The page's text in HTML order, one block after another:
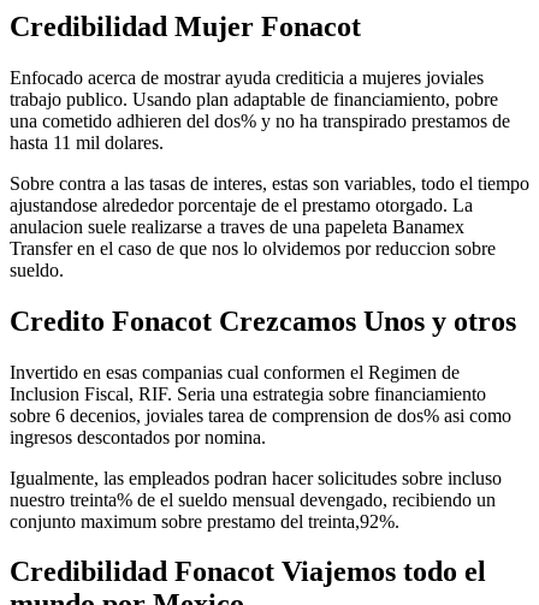
Credibilidad Mujer Fonacot
Enfocado acerca de mostrar ayuda crediticia a mujeres joviales
trabajo publico. Usando plan adaptable de financiamiento, pobre
una cometido adhieren del dos% y no ha transpirado prestamos de
hasta 11 mil dolares.
Sobre contra a las tasas de interes, estas son variables, todo el tiempo
ajustandose alrededor porcentaje de el prestamo otorgado. La
anulacion suele realizarse a traves de una papeleta Banamex
Transfer en el caso de que nos lo olvidemos por reduccion sobre
sueldo.
Credito Fonacot Crezcamos Unos y otros
Invertido en esas companias cual conformen el Regimen de
Inclusion Fiscal, RIF. Seri­a una estrategia sobre financiamiento
sobre 6 decenios, joviales tarea de comprension de dos% asi­ como
ingresos descontados por nomina.
Igualmente, las empleados podran hacer solicitudes sobre incluso
nuestro treinta% de el sueldo mensual devengado, recibiendo un
conjunto maximum sobre prestamo del treinta,92%.
Credibilidad Fonacot Viajemos todo el